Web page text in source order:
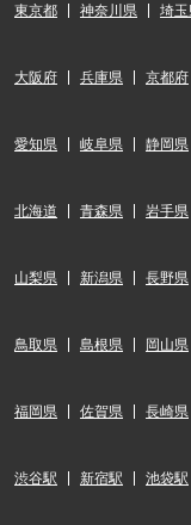
東京都 神奈川県 埼
大阪府 兵庫県 京都府
愛知県 岐阜県 静岡県
北海道 青森県 岩手県
山梨県 新潟県 長野県
鳥取県 島根県 岡山県
福岡県 佐賀県 長崎県
渋谷駅 新宿駅 池袋駅